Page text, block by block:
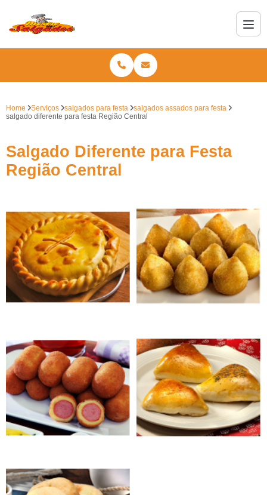
Home Serviços salgados para festa
salgados assados para festa
salgado diferente para festa Região Central
Salgado Diferente para Festa
Região Central